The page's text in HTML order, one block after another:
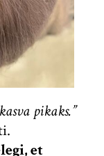
pikaks.”
et